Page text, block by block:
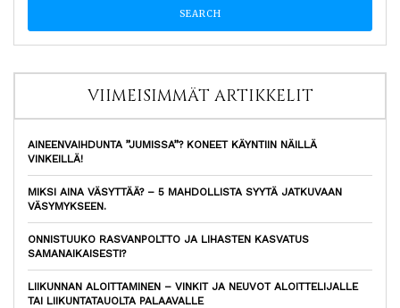
VIIMEISIMMÄT ARTIKKELIT
AINEENVAIHDUNTA ”JUMISSA”? KONEET KÄYNTIIN NÄILLÄ
VINKEILLÄ!
MIKSI AINA VÄSYTTÄÄ? – 5 MAHDOLLISTA SYYTÄ JATKUVAAN
VÄSYMYKSEEN.
ONNISTUUKO RASVANPOLTTO JA LIHASTEN KASVATUS
SAMANAIKAISESTI?
LIIKUNNAN ALOITTAMINEN – VINKIT JA NEUVOT ALOITTELIJALLE
TAI LIIKUNTATAUOLTA PALAAVALLE